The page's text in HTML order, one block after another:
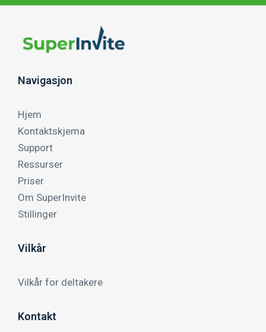
Navigasjon
Hjem
Kontaktskjema
Support
Ressurser
Priser
Om SuperInvite
Stillinger
Vilkår
Vilkår for deltakere
Kontakt